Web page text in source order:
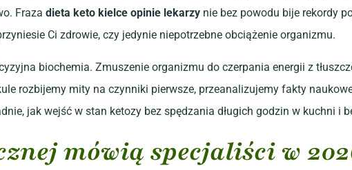
Frazadieta keto kielce opinie lekarzy nie bez powodu bije rekordy
Ci zdrowie, czy jedynie niepotrzebne obciążenie organizmu.
biochemia. Zmuszenie organizmu do czerpania energii z
rozbijemy mity na czynniki pierwsze, przeanalizujemy fakty
jak wejść w stan ketozy bez spędzania długich godzin w kuchni i
mówią specjaliści w